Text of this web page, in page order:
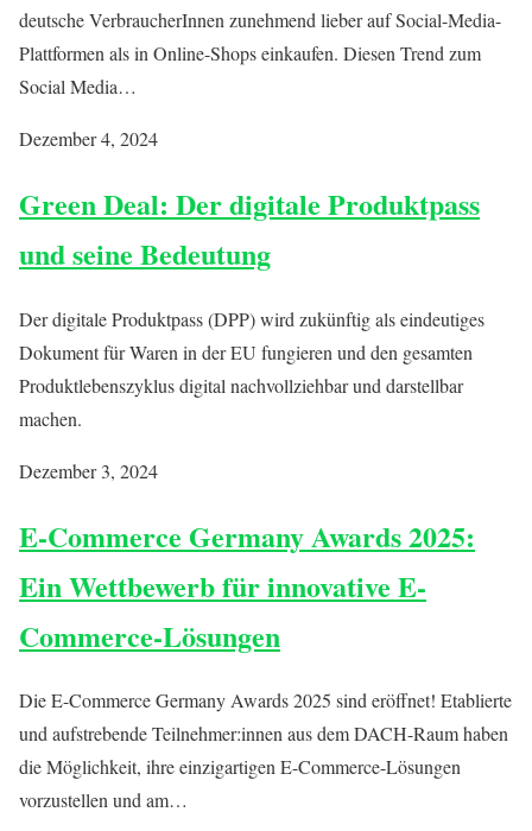
deutsche VerbraucherInnen zunehmend lieber auf Social-Media-
Plattformen als in Online-Shops einkaufen. Diesen Trend zum
Social Media…
Dezember 4, 2024
Green Deal: Der digitale Produktpass
und seine Bedeutung
Der digitale Produktpass (DPP) wird zukünftig als eindeutiges
Dokument für Waren in der EU fungieren und den gesamten
Produktlebenszyklus digital nachvollziehbar und darstellbar
machen.
Dezember 3, 2024
E-Commerce Germany Awards 2025:
Ein Wettbewerb für innovative E-
Commerce-Lösungen
Die E-Commerce Germany Awards 2025 sind eröffnet! Etablierte
und aufstrebende Teilnehmer:innen aus dem DACH-Raum haben
die Möglichkeit, ihre einzigartigen E-Commerce-Lösungen
vorzustellen und am…